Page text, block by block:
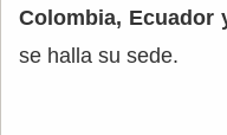
Colombia, Ecuador
se halla su sede.